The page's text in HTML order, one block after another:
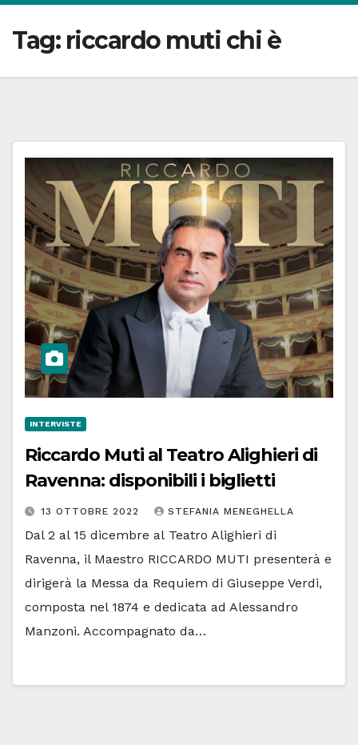
Tag: riccardo muti chi è
INTERVISTE
Riccardo Muti al Teatro Alighieri di
Ravenna: disponibili i biglietti
13 OTTOBRE 2022 STEFANIA MENEGHELLA
Dal 2 al 15 dicembre al Teatro Alighieri di
Ravenna, il Maestro RICCARDO MUTI presenterà e
dirigerà la Messa da Requiem di Giuseppe Verdi,
composta nel 1874 e dedicata ad Alessandro
Manzoni. Accompagnato da…